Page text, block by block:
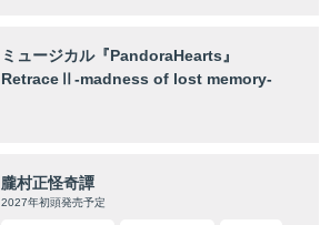
ミュージカル『PandoraHearts』
RetraceⅡ-madness of lost memory-
朧村正怪奇譚
2027年初頭発売予定